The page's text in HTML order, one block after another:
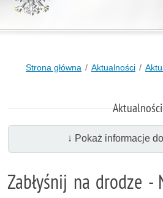
Strona główna Aktualności
Aktualności
↓ Pokaż informacje
Zabłyśnij na drodze -